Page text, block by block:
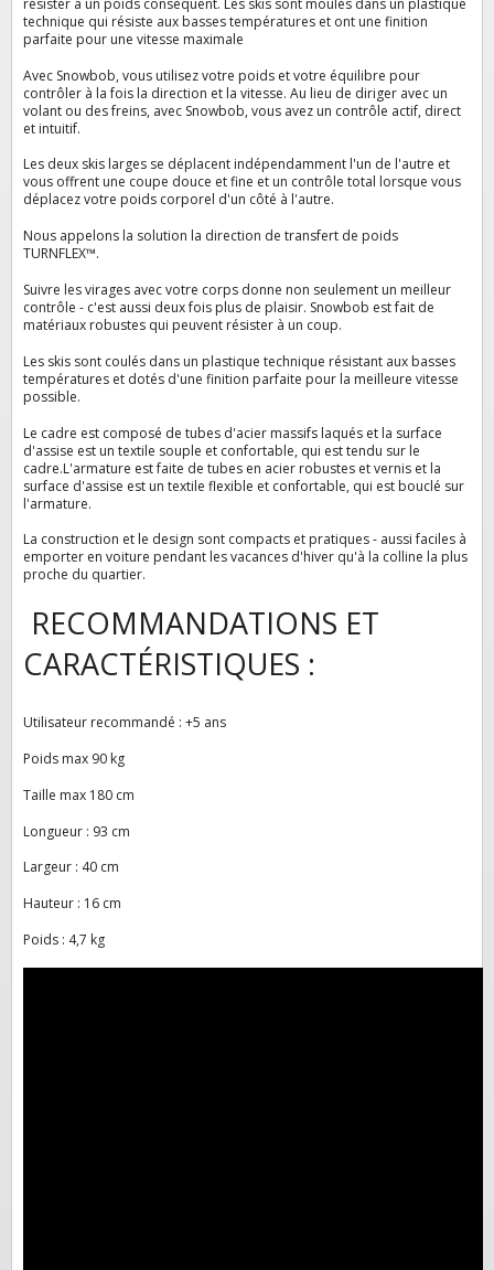
technique qui résiste aux basses températures et ont une finition
parfaite pour une vitesse maximale
Avec Snowbob, vous utilisez votre poids et votre équilibre pour
contrôler à la fois la direction et la vitesse. Au lieu de diriger avec un
volant ou des freins, avec Snowbob, vous avez un contrôle actif, direct
et intuitif.
Les deux skis larges se déplacent indépendamment l'un de l'autre et
vous offrent une coupe douce et fine et un contrôle total lorsque vous
déplacez votre poids corporel d'un côté à l'autre.
Nous appelons la solution la direction de transfert de poids
TURNFLEX™.
Suivre les virages avec votre corps donne non seulement un meilleur
contrôle - c'est aussi deux fois plus de plaisir. Snowbob est fait de
matériaux robustes qui peuvent résister à un coup.
Les skis sont coulés dans un plastique technique résistant aux basses
températures et dotés d'une finition parfaite pour la meilleure vitesse
possible.
Le cadre est composé de tubes d'acier massifs laqués et la surface
d'assise est un textile souple et confortable, qui est tendu sur le
cadre.L'armature est faite de tubes en acier robustes et vernis et la
surface d'assise est un textile flexible et confortable, qui est bouclé sur
l'armature.
La construction et le design sont compacts et pratiques - aussi faciles à
emporter en voiture pendant les vacances d'hiver qu'à la colline la plus
proche du quartier.
RECOMMANDATIONS ET
CARACTÉRISTIQUES :
Utilisateur recommandé : +5 ans
Poids max 90 kg
Taille max 180 cm
Longueur : 93 cm
Largeur : 40 cm
Hauteur : 16 cm
Poids : 4,7 kg